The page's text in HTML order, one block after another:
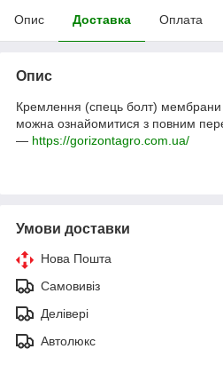
Опис Доставка Оплата
Опис
Кремлення (спець болт)
можна ознайомитися з повним
— https://gorizontagro.com.ua/
Умови доставки
Нова Пошта
Самовивіз
Делівері
Автолюкс